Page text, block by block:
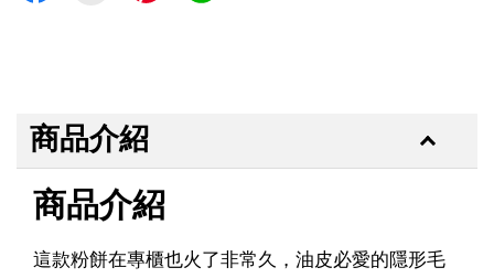
商品介紹
商品介紹
這款粉餅在專櫃也火了非常久，油皮必愛的隱形毛